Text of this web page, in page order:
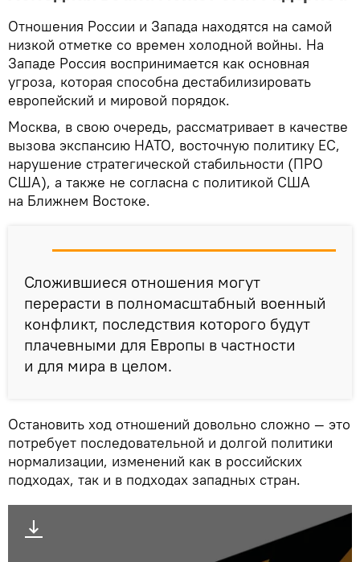
Отношения России и Запада находятся на самой
низкой отметке со времен холодной войны. На
Западе Россия воспринимается как основная
угроза, которая способна дестабилизировать
европейский и мировой порядок.
Москва, в свою очередь, рассматривает в качестве
вызова экспансию НАТО, восточную политику ЕС,
нарушение стратегической стабильности (ПРО
США), а также не согласна с политикой США
на Ближнем Востоке.
Сложившиеся отношения могут
перерасти в полномасштабный военный
конфликт, последствия которого будут
плачевными для Европы в частности
и для мира в целом.
Остановить ход отношений довольно сложно — это
потребует последовательной и долгой политики
нормализации, изменений как в российских
подходах, так и в подходах западных стран.